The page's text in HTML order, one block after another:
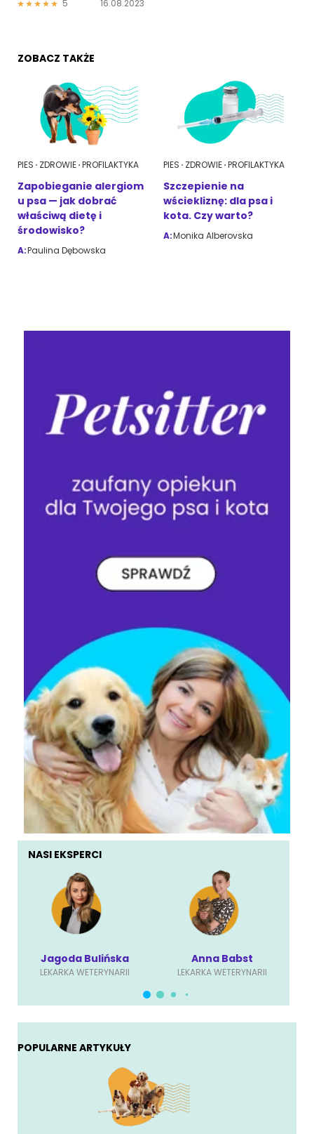
5 16.08.2023
ZOBACZ TAKŻE
PIES ZDROWIE PROFILAKTYKA
Zapobieganie alergiom
u psa — jak dobrać
właściwą dietę i
środowisko?
A:Paulina Dębowska
PIES ZDROWIE PROFILAKTYKA
Szczepienie na
wściekliznę: dla psa i
kota. Czy warto?
A:Monika Alberovska
NASI EKSPERCI
Jagoda Bulińska
LEKARKA WETERYNARII
Anna Babst
LEKARKA WETERYNARII
POPULARNE ARTYKUŁY